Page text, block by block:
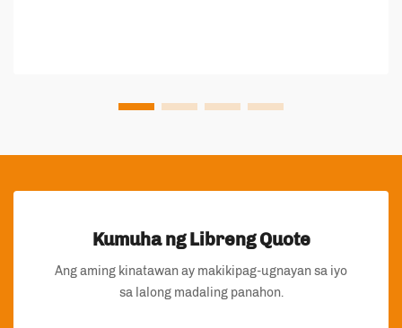
Kumuha ng Libreng Quote
Ang aming kinatawan ay makikipag-ugnayan sa iyo
sa lalong madaling panahon.